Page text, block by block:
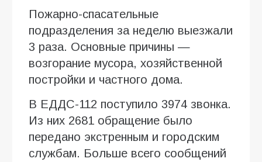
Пожарно-спасательные
подразделения за неделю выезжали
3 раза. Основные причины —
возгорание мусора, хозяйственной
постройки и частного дома.
В ЕДДС-112 поступило 3974 звонка.
Из них 2681 обращение было
передано экстренным и городским
службам. Больше всего сообщений